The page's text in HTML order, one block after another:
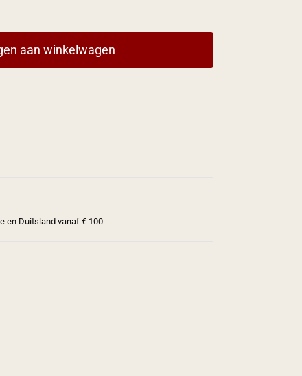
aan winkelwagen
en Duitsland vanaf € 100